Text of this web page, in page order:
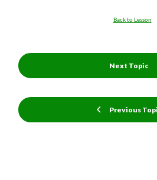
Previous
Back to Lesson
Next Topic